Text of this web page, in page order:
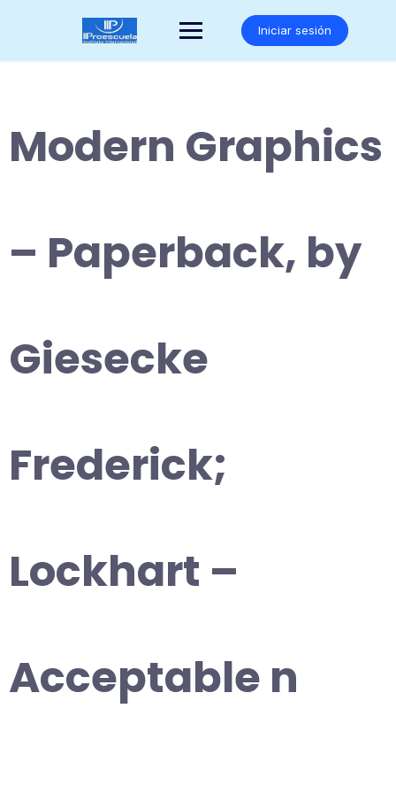
Iniciar sesión
Modern Graphics
– Paperback, by
Giesecke
Frederick;
Lockhart –
Acceptable n